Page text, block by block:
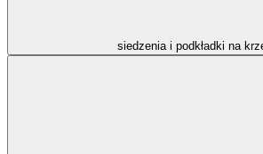
siedzenia i podkładki na